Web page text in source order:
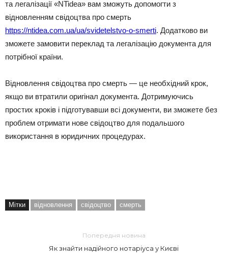
та легалізації «NTidea» вам зможуть допомогти з
відновленням свідоцтва про смерть
https://ntidea.com.ua/ua/svidetelstvo-o-smerti. Додатково ви
зможете замовити переклад та легалізацію документа для
потрібної країни.
Відновлення свідоцтва про смерть — це необхідний крок,
якщо ви втратили оригінал документа. Дотримуючись
простих кроків і підготувавши всі документи, ви зможете без
проблем отримати нове свідоцтво для подальшого
використання в юридичних процедурах.
Мітки відновлення свідоцтво смерть
Попередня новина
Як знайти надійного нотаріуса у Києві